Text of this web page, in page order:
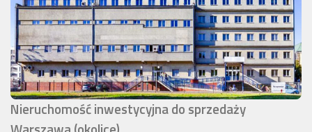
Nieruchomość inwestycyjna do sprzedaży